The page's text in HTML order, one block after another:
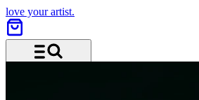
love your artist.